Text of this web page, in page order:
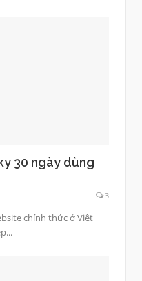
30 ngày dùng
3
chính thức ở Việt